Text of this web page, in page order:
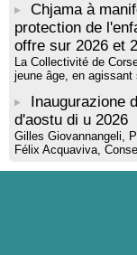
Chjama à
protection de
offre sur 2026 et
La Collectivité de
jeune âge, en agissant
Inaugurazione
d'aostu di u 2026
Gilles Giovannangeli,
Félix Acquaviva,